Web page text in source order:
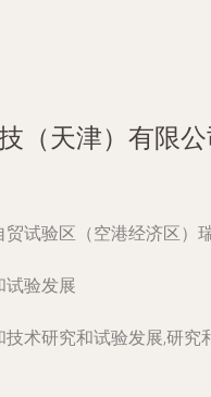
（天津）有限公
贸试验区（空港经济区）
试验发展
技术研究和试验发展,研究